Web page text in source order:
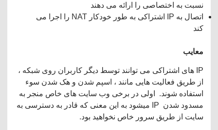
نسبت به اختصاصی را ارائه می دهند
اتصال به IP اشتراکی به طور خودکار NAT را اجرا می
کند
معایب
IP های اشتراکی می توانند توسط دیگر کاربران روی شبکه ،
از طریق فعالیت هایی مانند ، اسپم شدن و هک شدن سوء
استفاده شوند. اولی در برخی وب سایت های خاص منجر به
مسدود شدن IP میشود به این معنی که قادر به دسترسی به
سایت از طریق سرور خاص نخواهید بود.